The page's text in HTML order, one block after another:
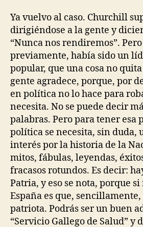
Ya vuelvo al caso. Churchill
dirigiéndose a la gente y
“Nunca nos rendiremos”.
previamente, había sido un
popular, que una cosa no
gente agradece, porque, por
en política no lo hace para
necesita. No se puede decir
palabras. Pero para tener esa
política se necesita, sin duda,
interés por la historia de la
mitos, fábulas, leyendas,
fracasos rotundos. Es decir:
Patria, y eso se nota, porque
España es que,
patriota. Podrás ser un buen
“Servicio Gallego de Salud” y